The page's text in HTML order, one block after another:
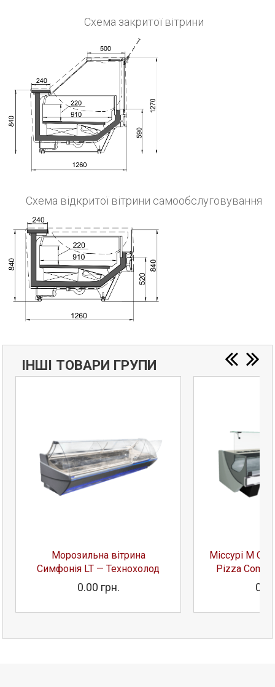
Схема закритої вітрини
Схема відкритої вітрини самообслуговування
ІНШІ ТОВАРИ ГРУПИ
Морозильна вітрина
Симфонія LT — Технохолод
0.00 грн.
Міссурі М
Pizza